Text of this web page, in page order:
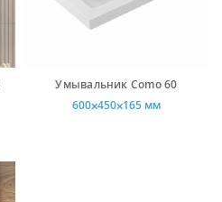
Умывальник Como 60
600⨉450⨉165 мм